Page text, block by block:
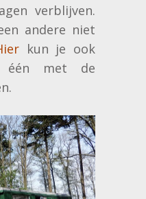
verblijven.
andere niet
kun je ook
één met de